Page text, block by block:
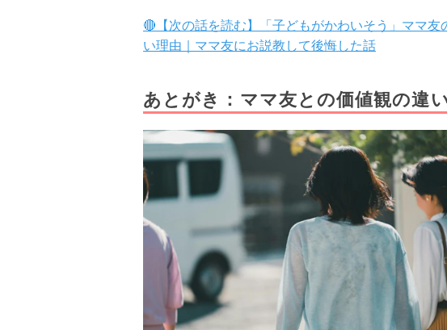
🔴【次の話を読む】「子どもがかわいそう」ママ
い理由｜ママ友にお説教して後悔した話
あとがき：ママ友との価値観の違